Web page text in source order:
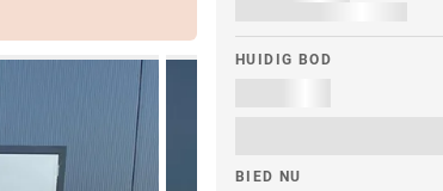
HUIDIG ​​BOD
BIED NU